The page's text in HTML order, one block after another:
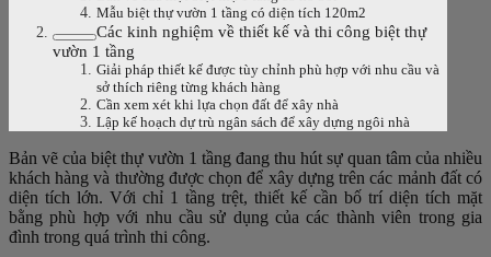
Mẫu biệt thự vườn 1 tầng có diện tích 120m2
Các kinh nghiệm về thiết kế và thi công biệt thự
vườn 1 tầng
Giải pháp thiết kế được tùy chỉnh phù hợp với nhu cầu và
sở thích riêng từng khách hàng
Cần xem xét khi lựa chọn đất để xây nhà
Lập kế hoạch dự trù ngân sách để xây dựng ngôi nhà
Bản vẽ của biệt thự vườn 1 tầng đang thu hút sự quan tâm của nhiều
khách hàng và thường được chọn để xây dựng trên các mảnh đất có
diện tích lớn. Với chỉ 1 tầng trệt, thiết kế cần bố trí diện tích mặt
bằng phù hợp với nhu cầu sử dụng của các thành viên trong gia
đình trong quá trình thi công.